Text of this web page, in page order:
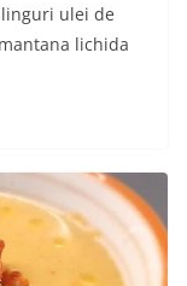
linguri ulei de
lichida